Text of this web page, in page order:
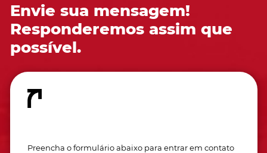
Envie sua mensagem!
Responderemos assim que
possível.
Preencha o formulário abaixo para entrar em contato